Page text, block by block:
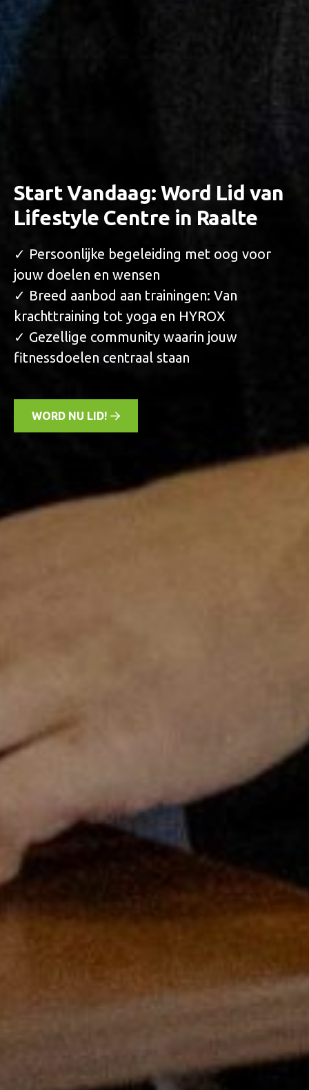
Start Vandaag: Word Lid van
Lifestyle Centre in Raalte
✓ Persoonlijke begeleiding met oog voor
jouw doelen en wensen
✓ Breed aanbod aan trainingen: Van
krachttraining tot yoga en HYROX
✓ Gezellige community waarin jouw
fitnessdoelen centraal staan
WORD NU LID!